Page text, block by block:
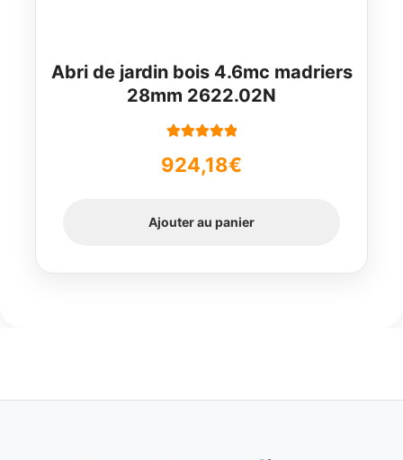
Abri de jardin bois 4.6mc madriers
28mm 2622.02N
5
924,18€
Ajouter au panier